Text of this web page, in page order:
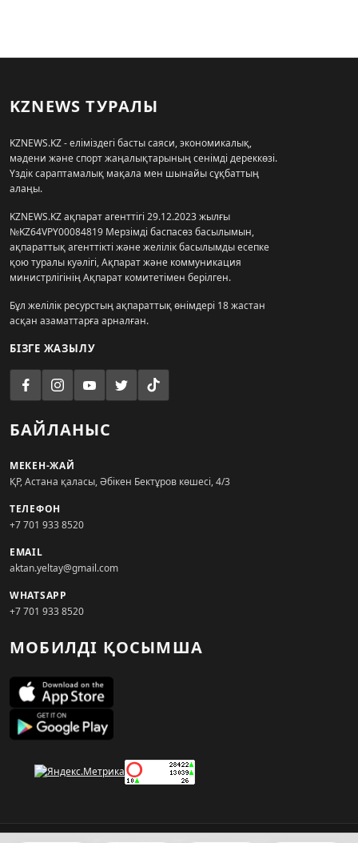
KZNEWS ТУРАЛЫ
KZNEWS.KZ - еліміздегі басты саяси, экономикалық,
мәдени және спорт жаңалықтарының сенімді дереккөзі.
Үздік сараптамалық мақала мен шынайы сұқбаттың
алаңы.
KZNEWS.KZ ақпарат агенттігі 29.12.2023 жылғы
№KZ64VPY00084819 Мерзімді баспасөз басылымын,
ақпараттық агенттікті және желілік басылымды есепке
қою туралы куәлігі, Ақпарат және коммуникация
министрлігінің Ақпарат комитетімен берілген.
Бұл желілік ресурстың ақпараттық өнімдері 18 жастан
асқан азаматтарға арналған.
БІЗГЕ ЖАЗЫЛУ
БАЙЛАНЫС
МЕКЕН-ЖАЙ
ҚР, Астана қаласы, Әбікен Бектұров көшесі, 4/3
ТЕЛЕФОН
+7 701 933 8520
EMAIL
aktan.yeltay@gmail.com
WHATSAPP
+7 701 933 8520
МОБИЛДІ ҚОСЫМША